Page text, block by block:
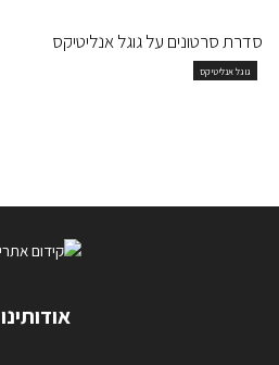
סדרת סרטונים על גוגל אנליטיקס
גוגל אנליטיקס
אודותינו